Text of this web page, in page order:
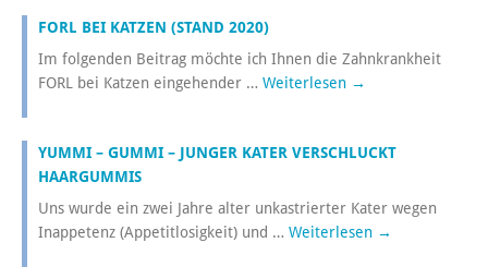
FORL BEI KATZEN (STAND 2020)
Im folgenden Beitrag möchte ich Ihnen die Zahnkrankheit
FORL bei Katzen eingehender … Weiterlesen →
YUMMI – GUMMI – JUNGER KATER VERSCHLUCKT
HAARGUMMIS
Uns wurde ein zwei Jahre alter unkastrierter Kater wegen
Inappetenz (Appetitlosigkeit) und … Weiterlesen →